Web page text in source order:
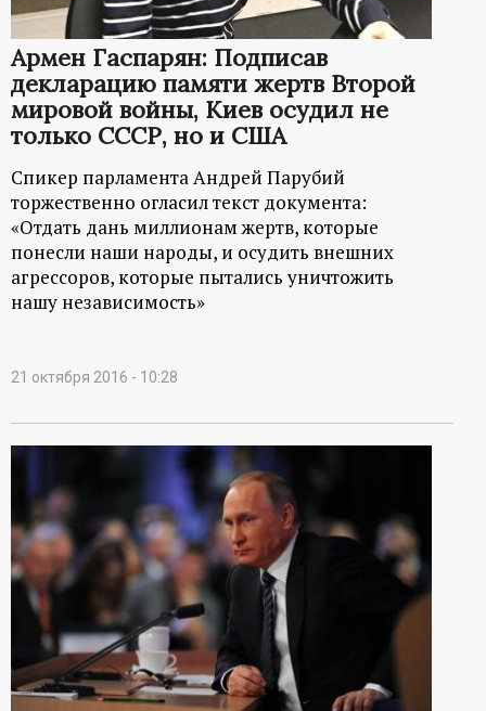
Армен Гаспарян: Подписав
декларацию памяти жертв Второй
мировой войны, Киев осудил не
только СССР, но и США
Спикер парламента Андрей Парубий
торжественно огласил текст документа:
«Отдать дань миллионам жертв, которые
понесли наши народы, и осудить внешних
агрессоров, которые пытались уничтожить
нашу независимость»
21 октября 2016 - 10:28